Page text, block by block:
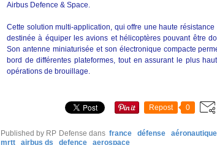
Airbus Defence & Space.
Cette solution multi-application, qui offre une haute
destinée à équiper les avions et hélicoptères pouvant être
Son antenne miniaturisée et son électronique compacte
bord de différentes plateformes, tout en assurant le plus
opérations de brouillage.
Repost 0
Published by RP Defense dans france défense aéronautique
mrtt
airbus ds defence
aerospace